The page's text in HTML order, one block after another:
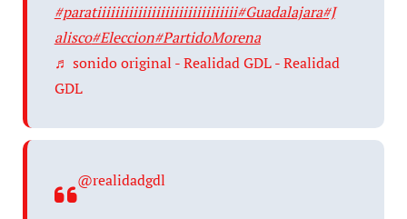
#paratiiiiiiiiiiiiiiiiiiiiiiiiiiiiiii#Guadalajara#J
alisco#Eleccion#PartidoMorena
♬ sonido original - Realidad GDL - Realidad
GDL
@realidadgdl